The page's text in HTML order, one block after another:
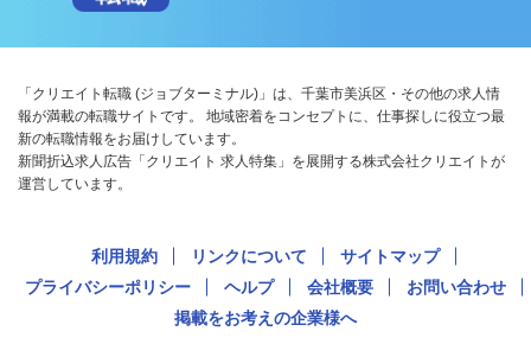
「クリエイト転職 (ジョブターミナル)」は、千葉市美浜区・その他の求人情
報が満載の転職サイトです。 地域密着をコンセプトに、仕事探しに役立つ最
新の転職情報をお届けしています。
新聞折込求人広告「クリエイト 求人特集」を展開する株式会社クリエイトが
運営しています。
利用規約 リンクについて
サイトマップ
プライバシーポリシー
ヘルプ 会社概要
お問い合わせ
掲載をお考えの企業様へ